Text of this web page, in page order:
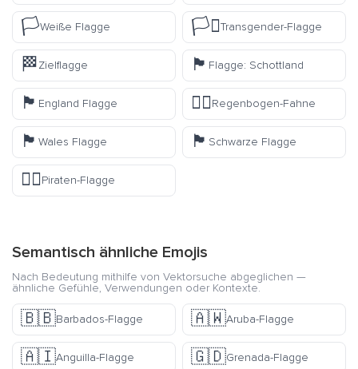
🏳️Weiße Flagge 🏳️‍⚧️Transgender-Flagge
🏁Zielflagge 🏴󠁧󠁢󠁳󠁣󠁴󠁿 Flagge: Schottland
🏴󠁧󠁢󠁥󠁮󠁧󠁿 England Flagge 🏳️‍🌈Regenbogen-Fahne
🏴󠁧󠁢󠁷󠁬󠁳󠁿 Wales Flagge 🏴 Schwarze Flagge
🏴‍☠️Piraten-Flagge
Semantisch ähnliche Emojis
Nach Bedeutung mithilfe von Vektorsuche abgeglichen —
ähnliche Gefühle, Verwendungen oder Kontexte.
🇧🇧Barbados-Flagge 🇦🇼Aruba-Flagge
🇦🇮Anguilla-Flagge 🇬🇩Grenada-Flagge